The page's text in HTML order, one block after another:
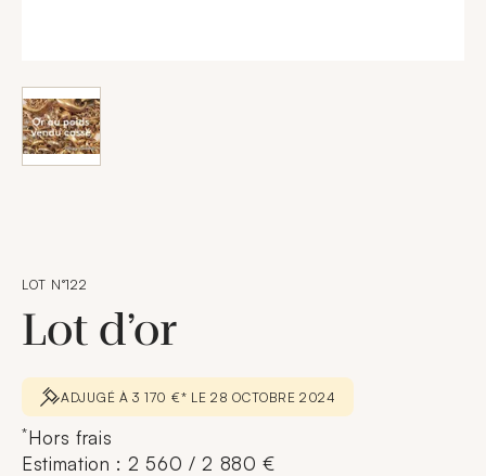
LOT N°122
Lot d’or
ADJUGÉ À 3 170 €* LE 28 OCTOBRE 2024
*Hors frais
Estimation : 2 560 / 2 880 €